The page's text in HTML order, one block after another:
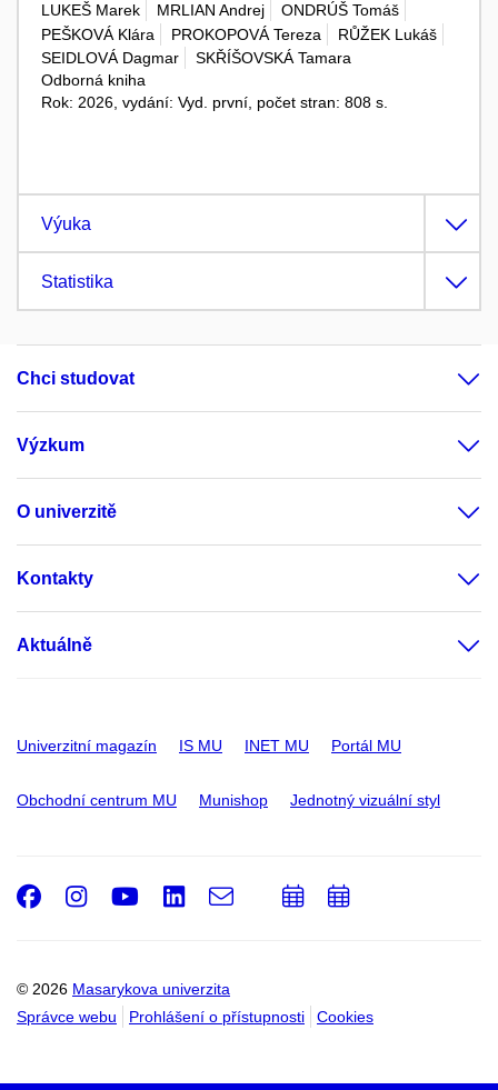
LUKEŠ Marek
MRLIAN Andrej
ONDRÚŠ Tomáš
PEŠKOVÁ Klára
PROKOPOVÁ Tereza
RŮŽEK Lukáš
SEIDLOVÁ Dagmar
SKŘÍŠOVSKÁ Tamara
Odborná kniha
Rok: 2026, vydání: Vyd. první, počet stran: 808 s.
Výuka
Statistika
Chci studovat
Výzkum
O univerzitě
Kontakty
Aktuálně
Univerzitní magazín IS MU INET MU Portál MU
Obchodní centrum MU Munishop Jednotný vizuální styl
© 2026 Masarykova univerzita
Správce webu
Prohlášení o přístupnosti Cookies
Facebook
Instagram
Youtube
LinkedIn
e-
Email
PřidatPřidat